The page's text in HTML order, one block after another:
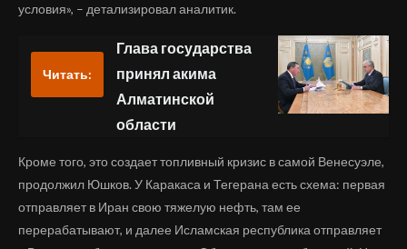
условия», – детализировал аналитик.
Читать:
Глава государства
принял акима
Алматинской
области
Кроме того, это создает топливный кризис в самой Венесуэле,
продолжил Юшков. У Каракаса и Тегерана есть схема: первая
отправляет в Иран свою тяжелую нефть, там ее
перерабатывают, и далее Исламская республика отправляет